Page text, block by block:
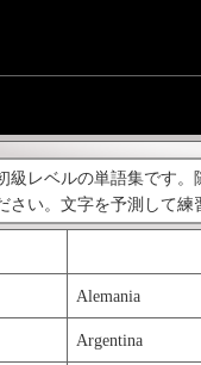
級レベルの単語集です
さい。文字を予測して練
Alemania
Argentina